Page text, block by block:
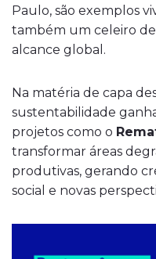
Paulo, são exemplos
também um celeiro
alcance global.
Na matéria de capa
sustentabilidade
projetos como o
transformar áreas
produtivas, gerando
social e novas